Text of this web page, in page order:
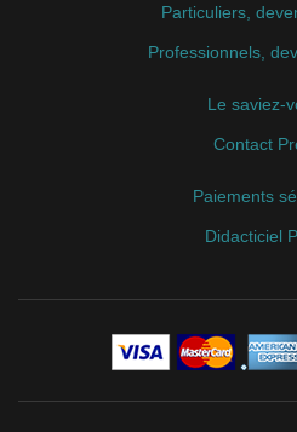
Particuliers,
Professionnels,
Le saviez-
Contact
Paiements
Didacticiel